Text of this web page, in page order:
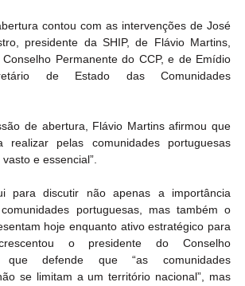
contou com as intervenções de José
presidente da SHIP, de Flávio Martins,
Permanente do CCP, e de Emídio
de Estado das Comunidades
de abertura, Flávio Martins afirmou que
realizar pelas comunidades portuguesas
e essencial”.
para discutir não apenas a importância
portuguesas, mas também o
hoje enquanto ativo estratégico para
o presidente do Conselho
que defende que “as comunidades
se limitam a um território nacional”, mas